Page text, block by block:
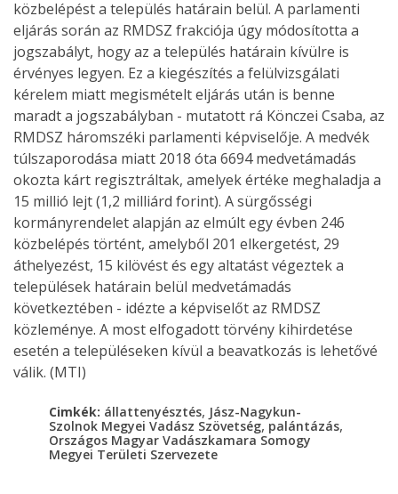
közbelépést a település határain belül. A parlamenti
eljárás során az RMDSZ frakciója úgy módosította a
jogszabályt, hogy az a település határain kívülre is
érvényes legyen. Ez a kiegészítés a felülvizsgálati
kérelem miatt megismételt eljárás után is benne
maradt a jogszabályban - mutatott rá Könczei Csaba, az
RMDSZ háromszéki parlamenti képviselője. A medvék
túlszaporodása miatt 2018 óta 6694 medvetámadás
okozta kárt regisztráltak, amelyek értéke meghaladja a
15 millió lejt (1,2 milliárd forint). A sürgősségi
kormányrendelet alapján az elmúlt egy évben 246
közbelépés történt, amelyből 201 elkergetést, 29
áthelyezést, 15 kilövést és egy altatást végeztek a
települések határain belül medvetámadás
következtében - idézte a képviselőt az RMDSZ
közleménye. A most elfogadott törvény kihirdetése
esetén a településeken kívül a beavatkozás is lehetővé
válik. (MTI)
Cimkék: állattenyésztés, Jász-Nagykun-
Szolnok Megyei Vadász Szövetség,palántázás,
Országos Magyar Vadászkamara Somogy
Megyei Területi Szervezete